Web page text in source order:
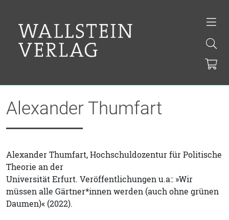
Alexander Thumfart
Alexander Thumfart, Hochschuldozentur für Politische
Theorie an der
Universität Erfurt. Veröffentlichungen u.a:: »Wir
müssen alle Gärtner*innen werden (auch ohne grünen
Daumen)« (2022).